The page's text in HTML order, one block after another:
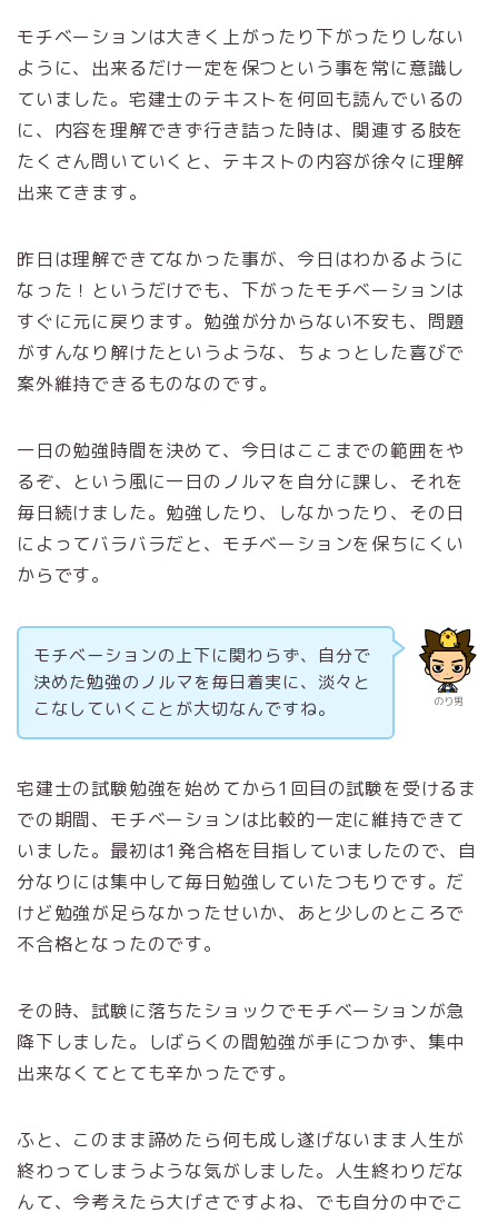
モチベーションは大きく上がったり下がったりしない
ように、出来るだけ一定を保つという事を常に意識し
ていました。宅建士のテキストを何回も読んでいるの
に、内容を理解できず行き詰った時は、関連する肢を
たくさん問いていくと、テキストの内容が徐々に理解
出来てきます。
昨日は理解できてなかった事が、今日はわかるように
なった！というだけでも、下がったモチベーションは
すぐに元に戻ります。勉強が分からない不安も、問題
がすんなり解けたというような、ちょっとした喜びで
案外維持できるものなのです。
一日の勉強時間を決めて、今日はここまでの範囲をや
るぞ、という風に一日のノルマを自分に課し、それを
毎日続けました。勉強したり、しなかったり、その日
によってバラバラだと、モチベーションを保ちにくい
からです。
のり男
モチベーションの上下に関わらず、自分で
決めた勉強のノルマを毎日着実に、淡々と
こなしていくことが大切なんですね。
宅建士の試験勉強を始めてから1回目の試験を受けるま
での期間、モチベーションは比較的一定に維持できて
いました。最初は1発合格を目指していましたので、自
分なりには集中して毎日勉強していたつもりです。だ
けど勉強が足らなかったせいか、あと少しのところで
不合格となったのです。
その時、試験に落ちたショックでモチベーションが急
降下しました。しばらくの間勉強が手につかず、集中
出来なくてとても辛かったです。
ふと、このまま諦めたら何も成し遂げないまま人生が
終わってしまうような気がしました。人生終わりだな
んて、今考えたら大げさですよね、でも自分の中でこ